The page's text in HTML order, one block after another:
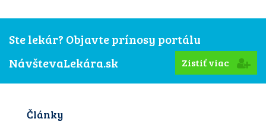
Ste lekár? Objavte prínosy portálu
NávštevaLekára.sk
Zistiť viac
Články